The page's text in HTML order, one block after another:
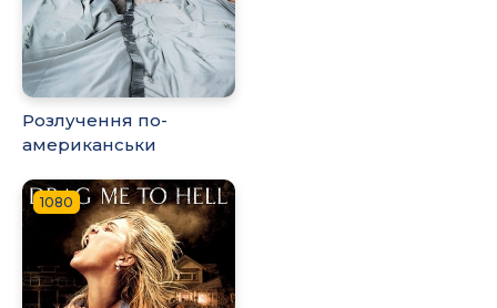
Розлучення по-
американськи
1080